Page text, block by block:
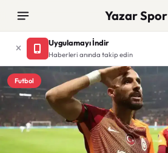
Yazar Spor
Uygulamayı İndir
Haberleri anında takip edin
Futbol